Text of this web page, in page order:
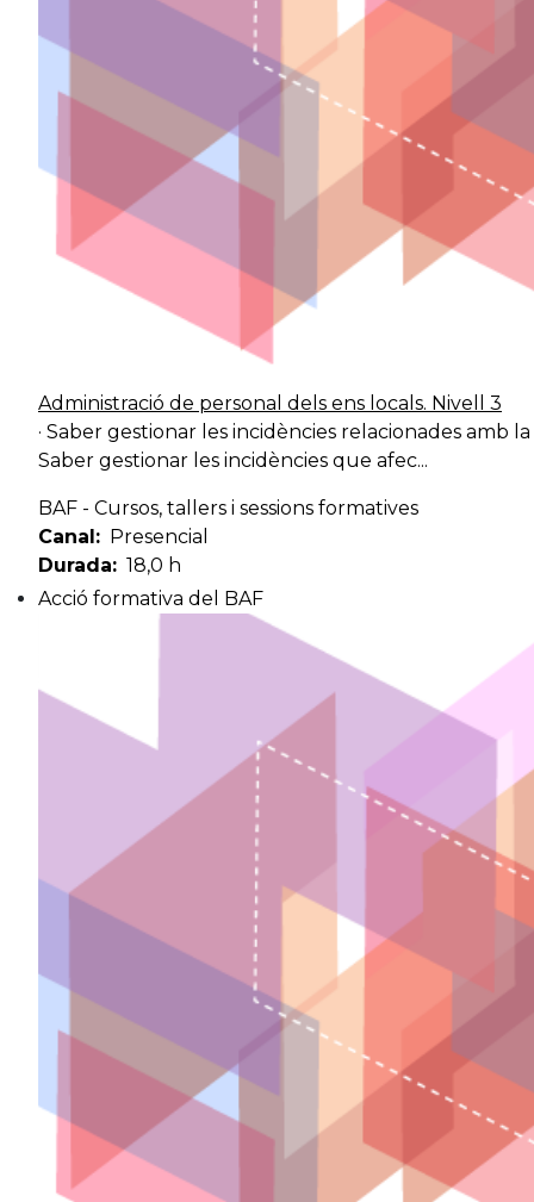
Títol
Administració de personal dels ens locals. Nivell 3
· Saber gestionar les incidències relacionades amb
Saber gestionar les incidències que afec...
BAF - Cursos, tallers i sessions formatives
Canal
Presencial
Durada
18,0 h
Acció formativa del BAF